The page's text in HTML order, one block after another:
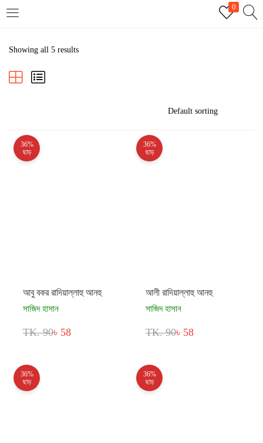
0
REGISTER
Showing all 5 results
36%
ছাড়
আবু বকর রাদিয়াল্লাহু আনহু
সাজিদ হাসান
TK. 90৳ 58
36%
ছাড়
আলী রাদিয়াল্লাহু আনহু
সাজিদ হাসান
TK. 90৳ 58
36%
ছাড়
36%
ছাড়